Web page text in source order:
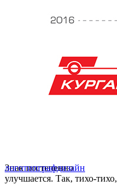
Знак постепенно
улучшается. Так, тихо-тихо,
логотипграфдизайн